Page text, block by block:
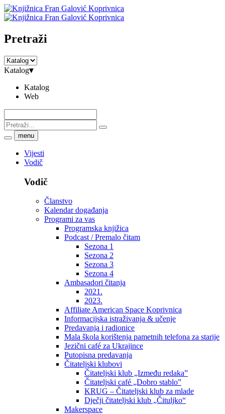
Pretraži
Katalog▾
Katalog
Web
menu
Vijesti
Vodič
Vodič
Članstvo
Kalendar događanja
Programi za vas
Programska knjižica
Podcast / Premalo čitam
Sezona 1
Sezona 2
Sezona 3
Sezona 4
Ambasadori čitanja
2021.
2023.
Affiliate American Space Koprivnica
Informacijska istraživanja & učenje
Predavanja i radionice
Mala škola korištenja pametnih telefona za starije
Jezični café za Ukrajince
Putopisna predavanja
Čitateljski klubovi
Čitateljski klub „Između redaka”
Čitateljski café „Dobro stablo”
KRUG – Čitateljski klub za mlade
Dječji čitateljski klub „Čituljko“
Makerspace